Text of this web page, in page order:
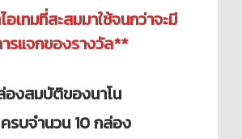
อเทมที่สะสมมาใช้จนกว่าจะมี
รแจกของรางวัล**
องสมบัติของนาโน
รบจำนวน 10 กล่อง